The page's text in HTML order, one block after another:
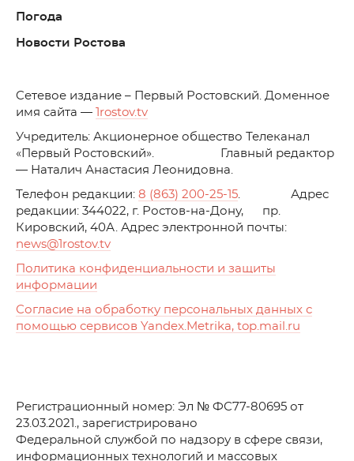
Погода
Новости Ростова
Cетевое издание – Первый Ростовский. Доменное
имя сайта —
1rostov.tv
Учредитель: Акционерное общество Телеканал
«Первый Ростовский». Главный редактор
— Наталич Анастасия Леонидовна.
Телефон редакции: 8 (863) 200-25-15. Адрес
редакции: 344022, г. Ростов-на-Дону, пр.
Кировский, 40А. Адрес электронной почты:
news@1rostov.tv
Политика конфиденциальности и защиты
информации
Согласие на обработку персональных данных с
помощью сервисов Yandex.Metrika, top.mail.ru
Регистрационный номер: Эл № ФС77-80695 от
23.03.2021., зарегистрировано
Федеральной службой по надзору в сфере связи,
информационных технологий и массовых